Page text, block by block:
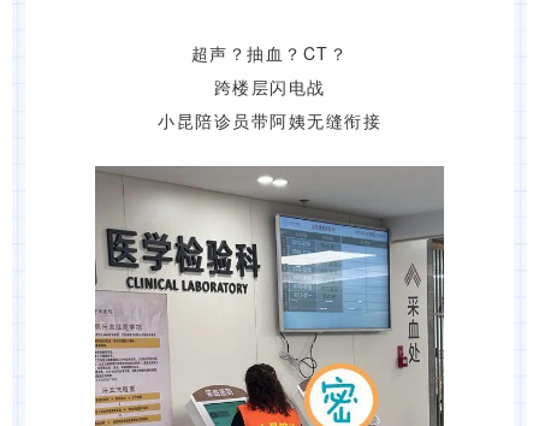
超声？抽血？CT？
跨楼层闪电战
小昆陪诊员带阿姨无缝衔接